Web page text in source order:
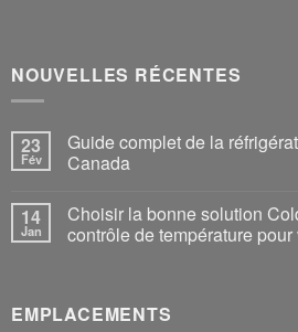
NOUVELLES RÉCENTES
23
Fév
Guide complet de la
Canada
14
Jan
Choisir la bonne solution
contrôle de température
EMPLACEMENTS